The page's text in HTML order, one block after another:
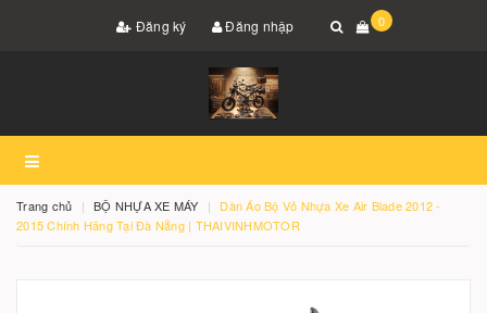
Đăng ký Đăng nhập 0
Trang chủ BỘ NHỰA XE MÁY
Dàn Áo Bộ Vỏ Nhựa Xe Air Blade 2012 -
2015 Chính Hãng Tại Đà Nẵng | THAIVINHMOTOR